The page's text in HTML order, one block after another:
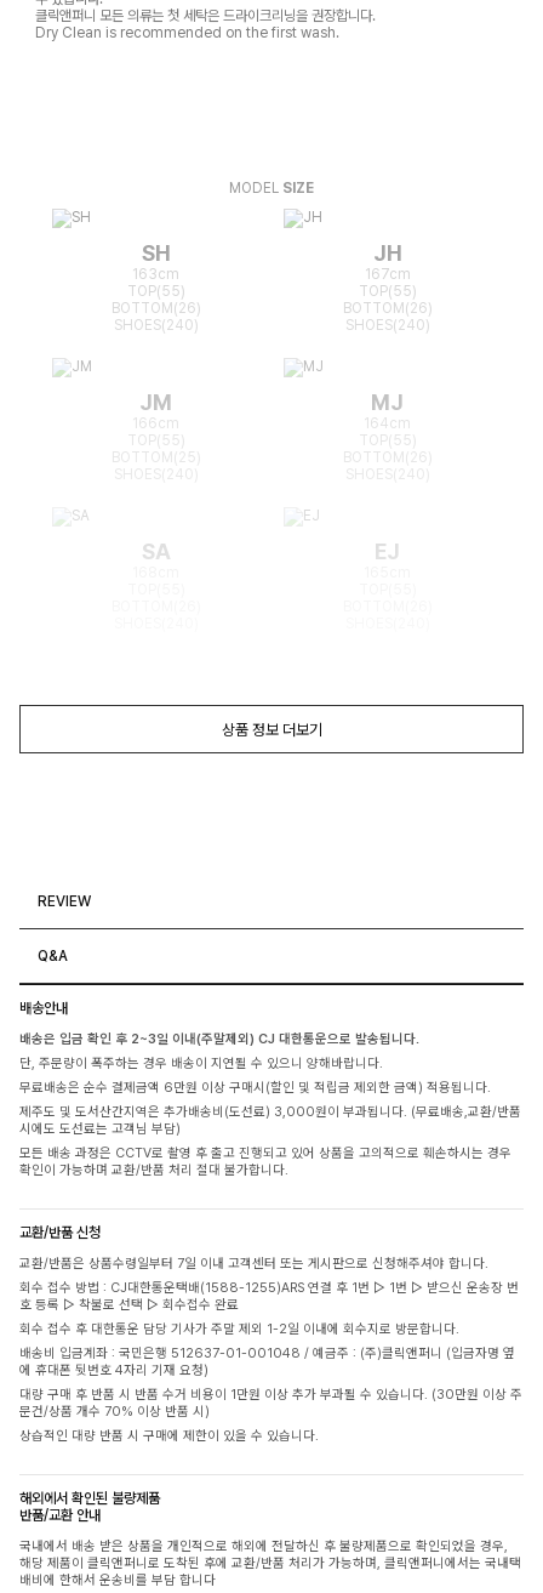
클릭앤퍼니 모든 의류는 첫 세탁은 드라이크리닝을 권장합니다.
Dry Clean is recommended on the first wash.
MODEL SIZE
SH
163cm
TOP(55)
BOTTOM(26)
SHOES(240)
JH
167cm
TOP(55)
BOTTOM(26)
SHOES(240)
JM
166cm
TOP(55)
BOTTOM(25)
MJ
164cm
TOP(55)
BOTTOM(26)
SA EJ
상품 정보 더보기
REVIEW
Q&A
배송안내
배송은 입금 확인 후 2~3일 이내(주말제외) CJ 대한통운으로 발송됩니다.
단, 주문량이 폭주하는 경우 배송이 지연될 수 있으니 양해바랍니다.
무료배송은 순수 결제금액 6만원 이상 구매시(할인 및 적립금 제외한 금액) 적용됩니다.
제주도 및 도서산간지역은 추가배송비(도선료) 3,000원이 부과됩니다. (무료배송,교환/반품
시에도 도선료는 고객님 부담)
모든 배송 과정은 CCTV로 촬영 후 출고 진행되고 있어 상품을 고의적으로 훼손하시는 경우
확인이 가능하며 교환/반품 처리 절대 불가합니다.
교환/반품 신청
교환/반품은 상품수령일부터 7일 이내 고객센터 또는 게시판으로 신청해주셔야 합니다.
회수 접수 방법 : CJ대한통운택배(1588-1255)ARS 연결 후 1번 ▷ 1번 ▷ 받으신 운송장 번
호 등록 ▷ 착불로 선택 ▷ 회수접수 완료
회수 접수 후 대한통운 담당 기사가 주말 제외 1-2일 이내에 회수지로 방문합니다.
배송비 입금계좌 : 국민은행 512637-01-001048 / 예금주 : (주)클릭앤퍼니 (입금자명 옆
에 휴대폰 뒷번호 4자리 기재 요청)
대량 구매 후 반품 시 반품 수거 비용이 1만원 이상 추가 부과될 수 있습니다. (30만원 이상 주
문건/상품 개수 70% 이상 반품 시)
상습적인 대량 반품 시 구매에 제한이 있을 수 있습니다.
해외에서 확인된 불량제품
반품/교환 안내
국내에서 배송 받은 상품을 개인적으로 해외에 전달하신 후 불량제품으로 확인되었을 경우,
해당 제품이 클릭앤퍼니로 도착된 후에 교환/반품 처리가 가능하며, 클릭앤퍼니에서는 국내택
배비에 한해서 운송비를 부담 합니다